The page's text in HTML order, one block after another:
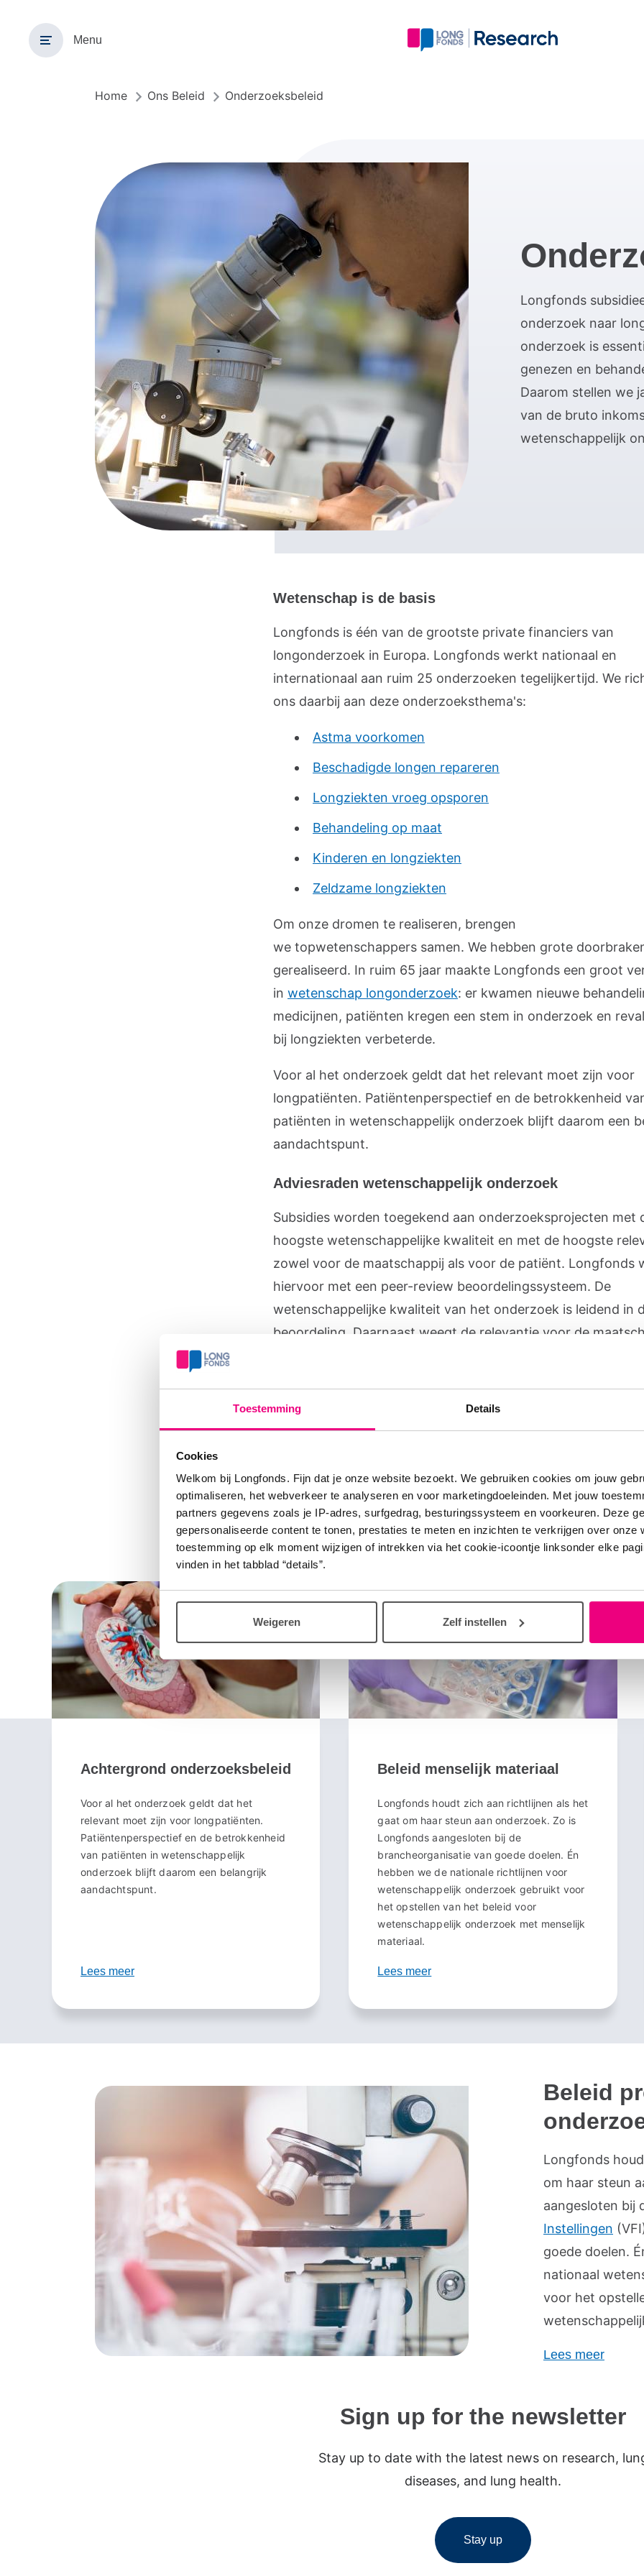
Toestemming Details
Cookies
Welkom bij Longfonds. Fijn dat je onze website bezoekt. We gebruiken cookies om jouw
optimaliseren, het webverkeer te analyseren en voor marketingdoeleinden. Met jouw
partners gegevens zoals je IP-adres, surfgedrag, besturingssysteem en voorkeuren. Deze
gepersonaliseerde content te tonen, prestaties te meten en inzichten te verkrijgen over onze
toestemming op elk moment wijzigen of intrekken via het cookie-icoontje linksonder elke
vinden in het tabblad “details”.
Weigeren Zelf instellen
Menu
Kruimelpad
Home Ons Beleid Onderzoeksbeleid
Longfonds
onderzoek naar
onderzoek is
genezen en
Daarom stellen we
van de bruto
wetenschappelijk
Wetenschap is de basis
Longfonds is één van de grootste private financiers van
longonderzoek in Europa. Longfonds werkt nationaal en
internationaal aan ruim 25 onderzoeken tegelijkertijd. We
ons daarbij aan deze onderzoeksthema's:
Astma voorkomen
Beschadigde longen repareren
Longziekten vroeg opsporen
Behandeling op maat
Kinderen en longziekten
Zeldzame longziekten
Om onze dromen te realiseren, brengen
we topwetenschappers samen. We hebben grote
gerealiseerd. In ruim 65 jaar maakte Longfonds een groot
in wetenschap longonderzoek: er kwamen nieuwe
medicijnen, patiënten kregen een stem in onderzoek en
bij longziekten verbeterde.
Voor al het onderzoek geldt dat het relevant moet zijn voor
longpatiënten. Patiëntenperspectief en de betrokkenheid
patiënten in wetenschappelijk onderzoek blijft daarom een
aandachtspunt.
Adviesraden wetenschappelijk onderzoek
Subsidies worden toegekend aan onderzoeksprojecten met
hoogste wetenschappelijke kwaliteit en met de hoogste
zowel voor de maatschappij als voor de patiënt. Longfonds
hiervoor met een peer-review beoordelingssysteem. De
wetenschappelijke kwaliteit van het onderzoek is leidend in
beoordeling. Daarnaast weegt de relevantie voor de
onderzoek
het bestuur van Longfonds. Deze adviesraden
Meer informatie
Achtergrond onderzoeksbeleid
Voor al het onderzoek geldt dat het
relevant moet zijn voor longpatiënten.
Patiëntenperspectief en de betrokkenheid
van patiënten in wetenschappelijk
onderzoek blijft daarom een belangrijk
aandachtspunt.
Lees meer
Beleid menselijk materiaal
Longfonds houdt zich aan richtlijnen als het
gaat om haar steun aan onderzoek. Zo is
Longfonds aangesloten bij de
brancheorganisatie van goede doelen. Én
hebben we de nationale richtlijnen voor
wetenschappelijk onderzoek gebruikt voor
het opstellen van het beleid voor
wetenschappelijk onderzoek met menselijk
materiaal.
Lees meer
Beleid
Longfonds
om haar steun
aangesloten bij
Instellingen
goede doelen.
nationaal
voor het
Lees meer
Sign up for the newsletter
Stay up to date with the latest news on research,
diseases, and lung health.
Stay up